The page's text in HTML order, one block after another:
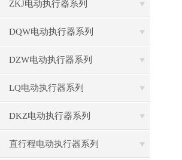
ZKJ电动执行器系列
DQW电动执行器系列
DZW电动执行器系列
LQ电动执行器系列
DKZ电动执行器系列
直行程电动执行器系列